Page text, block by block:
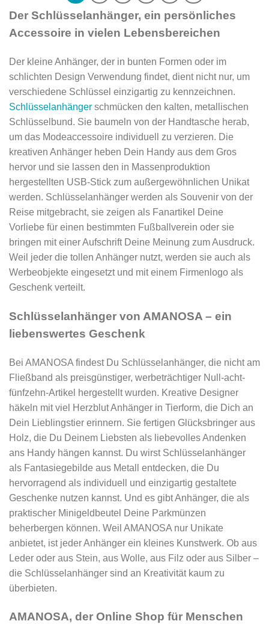
Der Schlüsselanhänger, ein persönliches
Accessoire in vielen Lebensbereichen
Der kleine Anhänger, der in bunten Formen oder im
schlichten Design Verwendung findet, dient nicht nur, um
verschiedene Schlüssel einzigartig zu kennzeichnen.
Schlüsselanhänger schmücken den kalten, metallischen
Schlüsselbund. Sie baumeln von der Handtasche herab,
um das Modeaccessoire individuell zu verzieren. Die
kreativen Anhänger heben Dein Handy aus dem Gros
hervor und sie lassen den in Massenproduktion
hergestellten USB-Stick zum außergewöhnlichen Unikat
werden. Schlüsselanhänger werden als Souvenir von der
Reise mitgebracht, sie zeigen als Fanartikel Deine
Vorliebe für einen bestimmten Fußballverein oder sie
bringen mit einer Aufschrift Deine Meinung zum Ausdruck.
Weil jeder die tollen Anhänger nutzt, werden sie auch als
Werbeobjekte eingesetzt und mit einem Firmenlogo als
Geschenk verteilt.
Schlüsselanhänger von AMANOSA – ein
liebenswertes Geschenk
Bei AMANOSA findest Du Schlüsselanhänger, die nicht am
Fließband als preisgünstiger, werbeträchtiger Null-acht-
fünfzehn-Artikel hergestellt wurden. Kreative Designer
häkeln mit viel Herzblut Anhänger in Tierform, die Dich an
Dein Lieblingstier erinnern. Sie fertigen Glücksbringer aus
Holz, die Du Deinem Liebsten als liebevolles Andenken
ans Handy hängen kannst. Du wirst Schlüsselanhänger
als Fantasiegebilde aus Metall entdecken, die Du
hervorragend als individuell und einzigartig gestaltete
Geschenke nutzen kannst. Und es gibt Anhänger, die als
praktischer Minigeldbeutel Deine Parkmünzen
beherbergen können. Weil AMANOSA nur Unikate
anbietet, ist jeder Anhänger ein kleines Kunstwerk. Ob aus
Leder oder aus Stein, aus Wolle, aus Filz oder aus Silber –
die Schlüsselanhänger sind an Kreativität kaum zu
überbieten.
AMANOSA, der Online Shop für Menschen